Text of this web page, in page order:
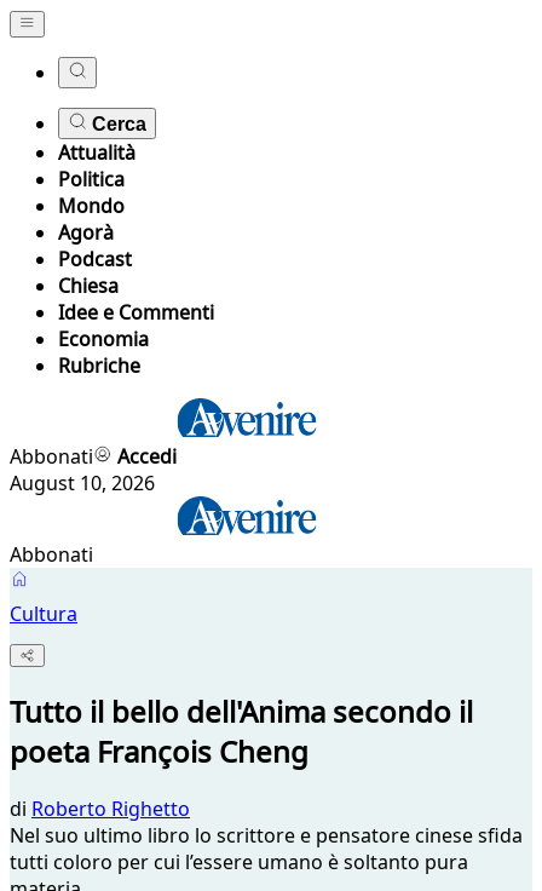
Cerca
Attualità
Politica
Mondo
Agorà
Podcast
Chiesa
Idee e Commenti
Economia
Rubriche
Abbonati
Accedi
August 10, 2026
Abbonati
Cultura
Tutto il bello dell'Anima secondo il
poeta François Cheng
di Roberto Righetto
Nel suo ultimo libro lo scrittore e pensatore cinese sfida
tutti coloro per cui l’essere umano è soltanto pura